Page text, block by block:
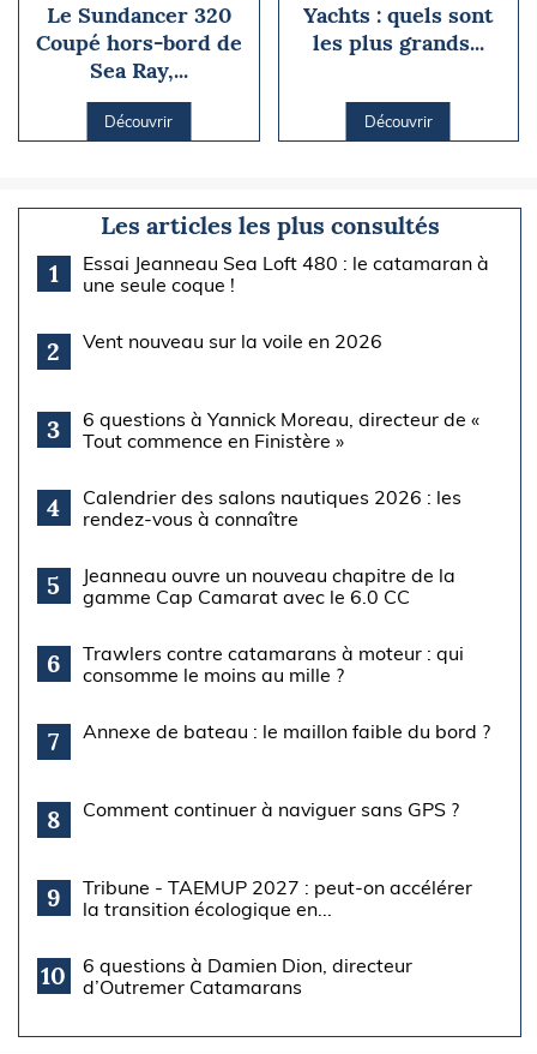
Le Sundancer 320
Coupé hors-bord de
Sea Ray,...
Découvrir
Yachts : quels sont
les plus grands...
Découvrir
Les articles les plus consultés
1
Essai Jeanneau Sea Loft 480 : le catamaran à
une seule coque !
2 Vent nouveau sur la voile en 2026
3
6 questions à Yannick Moreau, directeur de «
Tout commence en Finistère »
4
Calendrier des salons nautiques 2026 : les
rendez-vous à connaître
5
Jeanneau ouvre un nouveau chapitre de la
gamme Cap Camarat avec le 6.0 CC
6
Trawlers contre catamarans à moteur : qui
consomme le moins au mille ?
7 Annexe de bateau : le maillon faible du bord ?
8 Comment continuer à naviguer sans GPS ?
9
Tribune - TAEMUP 2027 : peut-on accélérer
la transition écologique en...
10
6 questions à Damien Dion, directeur
d’Outremer Catamarans